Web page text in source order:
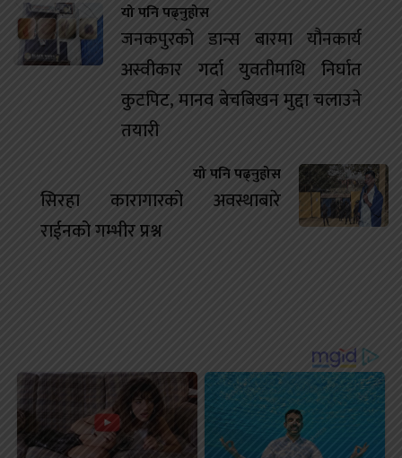
यो पनि पढ्नुहोस
जनकपुरको डान्स बारमा यौनकार्य
अस्वीकार गर्दा युवतीमाथि निर्घात
कुटपिट, मानव बेचबिखन मुद्दा चलाउने
तयारी
यो पनि पढ्नुहोस
सिरहा कारागारको अवस्थाबारे
राईनको गम्भीर प्रश्न